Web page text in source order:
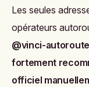
Les seules
opérateurs
@vinci-
fortement
officiel